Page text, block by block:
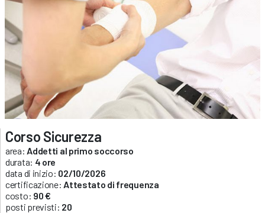
Corso Sicurezza
area: Addetti al primo soccorso
durata: 4 ore
data di inizio: 02/10/2026
certificazione: Attestato di frequenza
costo: 90 €
posti previsti: 20